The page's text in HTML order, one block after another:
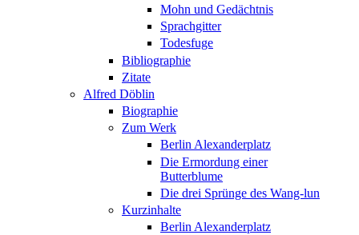
Mohn und Gedächtnis
Sprachgitter
Todesfuge
Bibliographie
Zitate
Alfred Döblin
Biographie
Zum Werk
Berlin Alexanderplatz
Die Ermordung einer
Butterblume
Die drei Sprünge des Wang-lun
Kurzinhalte
Berlin Alexanderplatz